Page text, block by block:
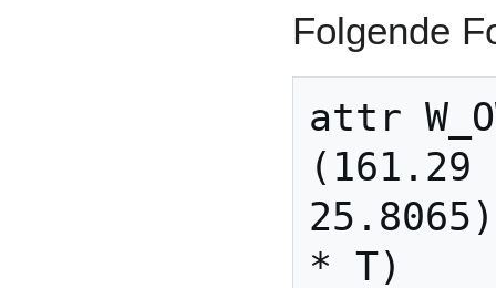
Folgende
attr